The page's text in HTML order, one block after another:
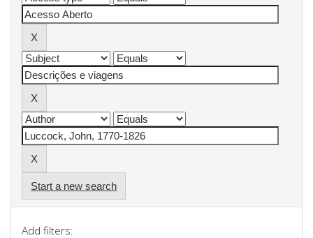
Start a new search
Add filters: